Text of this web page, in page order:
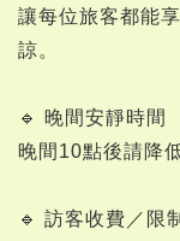
讓每位旅客都能
諒。
🔹 晚間安靜時間
晚間10點後請降
🔹 訪客收費／限制